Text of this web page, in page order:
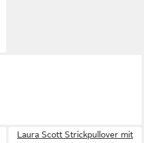
Laura Scott Strickpullover mit